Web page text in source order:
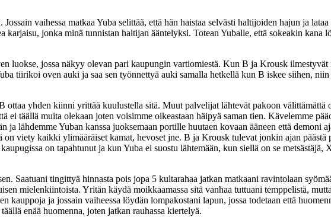
vaihessa matkaa Yuba selittää, että hän haistaa selvästi haltijoiden hajun ja
jonka minä tunnistan haltijan ääntelyksi. Totean Yuballe, että sokeakin kana
luokse, jossa näkyy olevan pari kaupungin vartiomiestä. Kun B ja Krousk
tiirikoi oven auki ja saa sen työnnettyä auki samalla hetkellä kun B iskee siihen, niin
yhden kiinni yrittää kuulustella sitä. Muut palvelijat lähtevät pakoon välittämättä
täällä muita olekaan joten voisimme oikeastaan häipyä saman tien. Kävelemme
lähdemme Yuban kanssa juoksemaan portille huutaen kovaan ääneen että demoni
viety kaikki ylimääräiset kamat, hevoset jne. B ja Krousk tulevat jonkin ajan päästä
on tapahtunut ja kun Yuba ei suostu lähtemään, kun siellä on se metsästäjä,
Saatuani tingittyä hinnasta pois jopa 5 kultarahaa jatkan matkaani ravintolaan
mielenkiintoista. Yritän käydä moikkaamassa sitä vanhaa tuttuani temppelistä,
kauppoja ja jossain vaiheessa löydän lompakostani lapun, jossa todetaan että
enää huomenna, joten jatkan rauhassa kiertelyä.